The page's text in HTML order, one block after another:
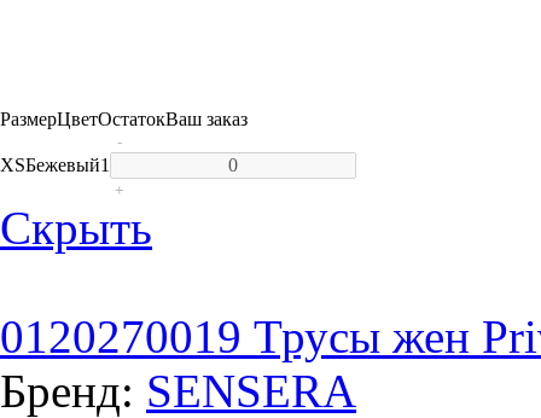
РазмерЦветОстатокВаш заказ
XSБежевый1
-
+
Скрыть
0120270019 Трусы жен
Бренд: SENSERA